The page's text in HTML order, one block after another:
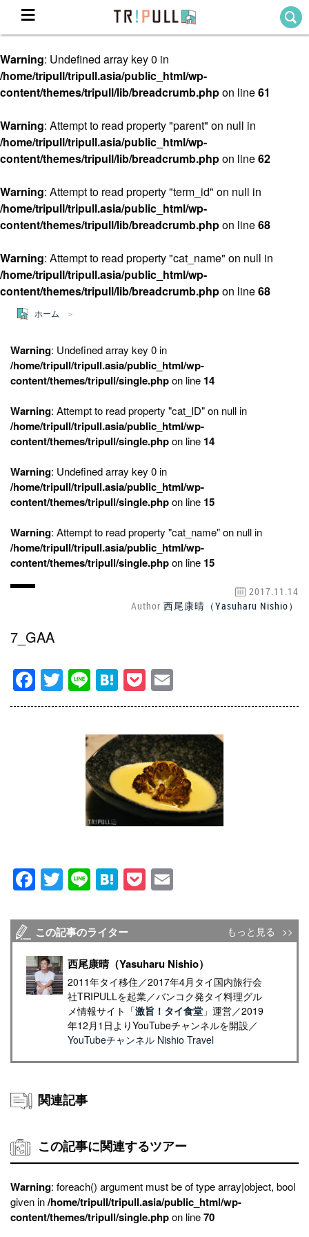
ホーム
Theme
テーマから探す
TRIPULLブログ
About
私たちについて
Warning: Undefined array key 0 in
/home/tripull/tripull.asia/public_html/wp-
content/themes/tripull/lib/breadcrumb.phpon line61
Warning: Attempt to read property "parent" on null in
/home/tripull/tripull.asia/public_html/wp-
content/themes/tripull/lib/breadcrumb.phpon line62
Warning: Attempt to read property "term_id" on null in
/home/tripull/tripull.asia/public_html/wp-
content/themes/tripull/lib/breadcrumb.phpon line68
Warning: Attempt to read property "cat_name" on null in
/home/tripull/tripull.asia/public_html/wp-
content/themes/tripull/lib/breadcrumb.phpon line68
ホーム
Warning: Undefined array key 0 in
/home/tripull/tripull.asia/public_html/wp-
content/themes/tripull/single.phpon line 14
Warning: Attempt to read property "cat_ID" on null in
/home/tripull/tripull.asia/public_html/wp-
content/themes/tripull/single.phpon line 14
Warning: Undefined array key 0 in
/home/tripull/tripull.asia/public_html/wp-
content/themes/tripull/single.phpon line 15
Warning: Attempt to read property "cat_name" on null in
/home/tripull/tripull.asia/public_html/wp-
content/themes/tripull/single.phpon line 15
2017.11.14
Author 西尾康晴（Yasuharu Nishio）
7_GAA
Facebook
Twitter
LineHatenaPocket
Facebook
Twitter
LineHatenaPocket
この記事のライター もっと見る
西尾康晴（Yasuharu Nishio）
2011年タイ移住／2017年4月タイ国内旅行会
社TRIPULLを起業／バンコク発タイ料理グル
メ情報サイト「激旨！タイ食堂」運営／2019
年12月1日よりYouTubeチャンネルを開設／
YouTubeチャンネル Nishio Travel
関連記事
この記事に関連するツアー
Warning: foreach() argument must be of type array|object, bool
given in/home/tripull/tripull.asia/public_html/wp-
content/themes/tripull/single.phpon line70